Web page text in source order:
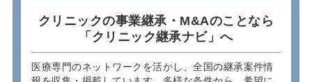
クリニックの事業継承・M&Aのことなら
「クリニック継承ナビ」へ
医療専門のネットワークを活かし、全国の継承案件情